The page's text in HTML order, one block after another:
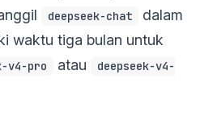
deepseek-chat
dalam
waktu tiga bulan untuk
v4-pro atau
deepseek-v4-